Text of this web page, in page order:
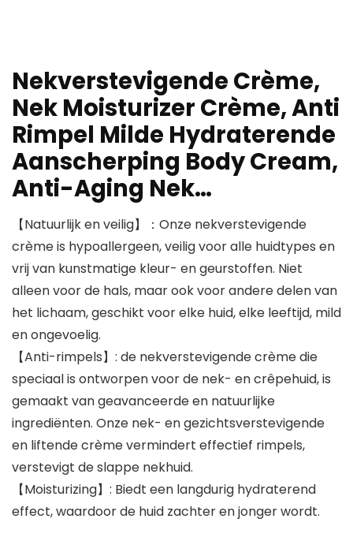
Nekverstevigende Crème,
Nek Moisturizer Crème, Anti
Rimpel Milde Hydraterende
Aanscherping Body Cream,
Anti-Aging Nek…
【Natuurlijk en veilig】：Onze nekverstevigende
crème is hypoallergeen, veilig voor alle huidtypes en
vrij van kunstmatige kleur- en geurstoffen. Niet
alleen voor de hals, maar ook voor andere delen van
het lichaam, geschikt voor elke huid, elke leeftijd, mild
en ongevoelig.
【Anti-rimpels】: de nekverstevigende crème die
speciaal is ontworpen voor de nek- en crêpehuid, is
gemaakt van geavanceerde en natuurlijke
ingrediënten. Onze nek- en gezichtsverstevigende
en liftende crème vermindert effectief rimpels,
verstevigt de slappe nekhuid.
【Moisturizing】: Biedt een langdurig hydraterend
effect, waardoor de huid zachter en jonger wordt.